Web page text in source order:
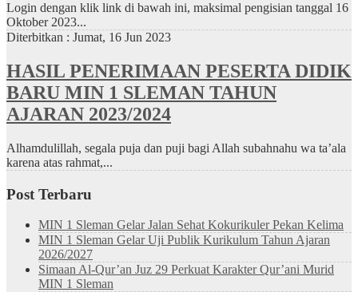
Login dengan klik link di bawah ini, maksimal pengisian tanggal 16
Oktober 2023...
Diterbitkan : Jumat, 16 Jun 2023
HASIL PENERIMAAN PESERTA DIDIK
BARU MIN 1 SLEMAN TAHUN
AJARAN 2023/2024
Alhamdulillah, segala puja dan puji bagi Allah subahnahu wa ta’ala
karena atas rahmat,...
Post Terbaru
MIN 1 Sleman Gelar Jalan Sehat Kokurikuler Pekan Kelima
MIN 1 Sleman Gelar Uji Publik Kurikulum Tahun Ajaran
2026/2027
Simaan Al-Qur’an Juz 29 Perkuat Karakter Qur’ani Murid
MIN 1 Sleman